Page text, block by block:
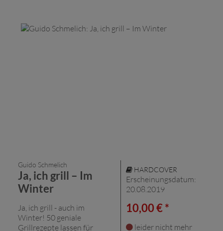
Guido Schmelich
Ja, ich grill – Im
Winter
Ja, ich grill - auch im
Winter! 50 geniale
Grillrezepte lassen für
HARDCOVER
Erscheinungsdatum:
20.08.2019
10,00 € *
leider nicht mehr